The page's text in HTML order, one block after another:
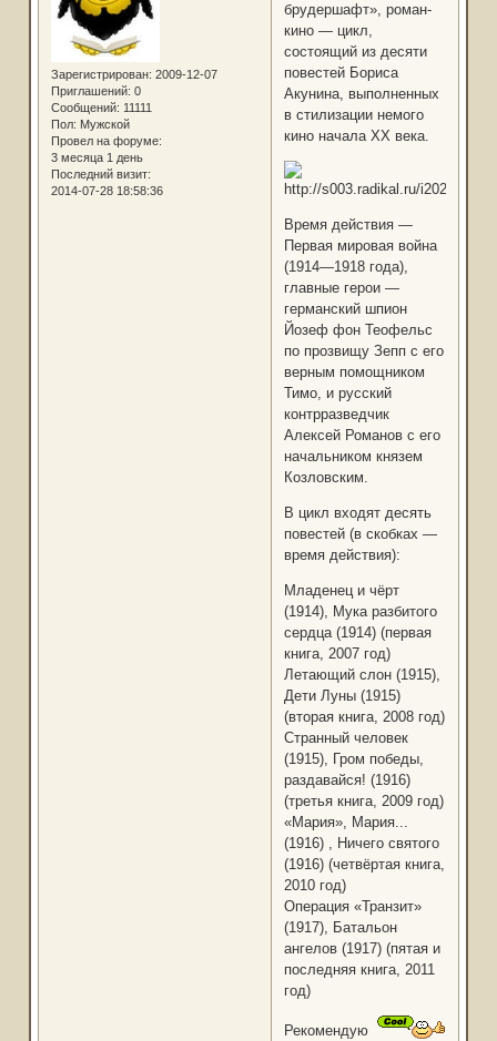
Зарегистрирован: 2009-12-07
Приглашений: 0
Сообщений: 11111
Пол: Мужской
Провел на форуме:
3 месяца 1 день
Последний визит:
2014-07-28 18:58:36
брудершафт», роман-
кино — цикл,
состоящий из десяти
повестей Бориса
Акунина, выполненных
в стилизации немого
кино начала XX века.
Время действия —
Первая мировая война
(1914—1918 года),
главные герои —
германский шпион
Йозеф фон Теофельс
по прозвищу Зепп с его
верным помощником
Тимо, и русский
контрразведчик
Алексей Романов с его
начальником князем
Козловским.
В цикл входят десять
повестей (в скобках —
время действия):
Младенец и чёрт
(1914), Мука разбитого
сердца (1914) (первая
книга, 2007 год)
Летающий слон (1915),
Дети Луны (1915)
(вторая книга, 2008 год)
Странный человек
(1915), Гром победы,
раздавайся! (1916)
(третья книга, 2009 год)
«Мария», Мария...
(1916) , Ничего святого
(1916) (четвёртая книга,
2010 год)
Операция «Транзит»
(1917), Батальон
ангелов (1917) (пятая и
последняя книга, 2011
год)
Рекомендую